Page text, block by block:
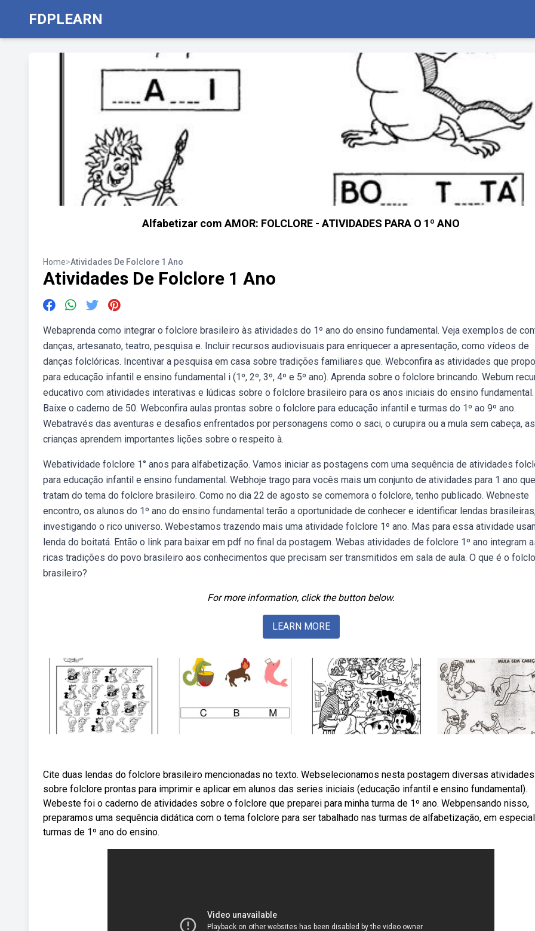
FDPLEARN
Alfabetizar com AMOR: FOLCLORE - ATIVIDADES PARA O 1º ANO
Home>Atividades De Folclore 1 Ano
Atividades De Folclore 1 Ano
Webaprenda como integrar o folclore brasileiro às atividades do 1º ano do ensino fundamental. Veja exemplos de
danças, artesanato, teatro, pesquisa e. Incluir recursos audiovisuais para enriquecer a apresentação, como vídeos de
danças folclóricas. Incentivar a pesquisa em casa sobre tradições familiares que. Webconfira as atividades que
para educação infantil e ensino fundamental i (1º, 2º, 3º, 4º e 5º ano). Aprenda sobre o folclore brincando. Webum
educativo com atividades interativas e lúdicas sobre o folclore brasileiro para os anos iniciais do ensino fundamental.
Baixe o caderno de 50. Webconfira aulas prontas sobre o folclore para educação infantil e turmas do 1º ao 9º ano.
Webatravés das aventuras e desafios enfrentados por personagens como o saci, o curupira ou a mula sem cabeça, as
crianças aprendem importantes lições sobre o respeito à.
Webatividade folclore 1° anos para alfabetização. Vamos iniciar as postagens com uma sequência de atividades
para educação infantil e ensino fundamental. Webhoje trago para vocês mais um conjunto de atividades para 1 ano que
tratam do tema do folclore brasileiro. Como no dia 22 de agosto se comemora o folclore, tenho publicado. Webneste
encontro, os alunos do 1º ano do ensino fundamental terão a oportunidade de conhecer e identificar lendas
investigando o rico universo. Webestamos trazendo mais uma atividade folclore 1º ano. Mas para essa atividade
lenda do boitatá. Então o link para baixar em pdf no final da postagem. Webas atividades de folclore 1º ano integram
ricas tradições do povo brasileiro aos conhecimentos que precisam ser transmitidos em sala de aula. O que é o
brasileiro?
For more information, click the button below.
LEARN MORE
Cite duas lendas do folclore brasileiro mencionadas no texto. Webselecionamos nesta postagem diversas atividades
sobre folclore prontas para imprimir e aplicar em alunos das series iniciais (educação infantil e ensino fundamental).
Webeste foi o caderno de atividades sobre o folclore que preparei para minha turma de 1º ano. Webpensando nisso,
preparamos uma sequência didática com o tema folclore para ser tabalhado nas turmas de alfabetização, em
turmas de 1º ano do ensino.